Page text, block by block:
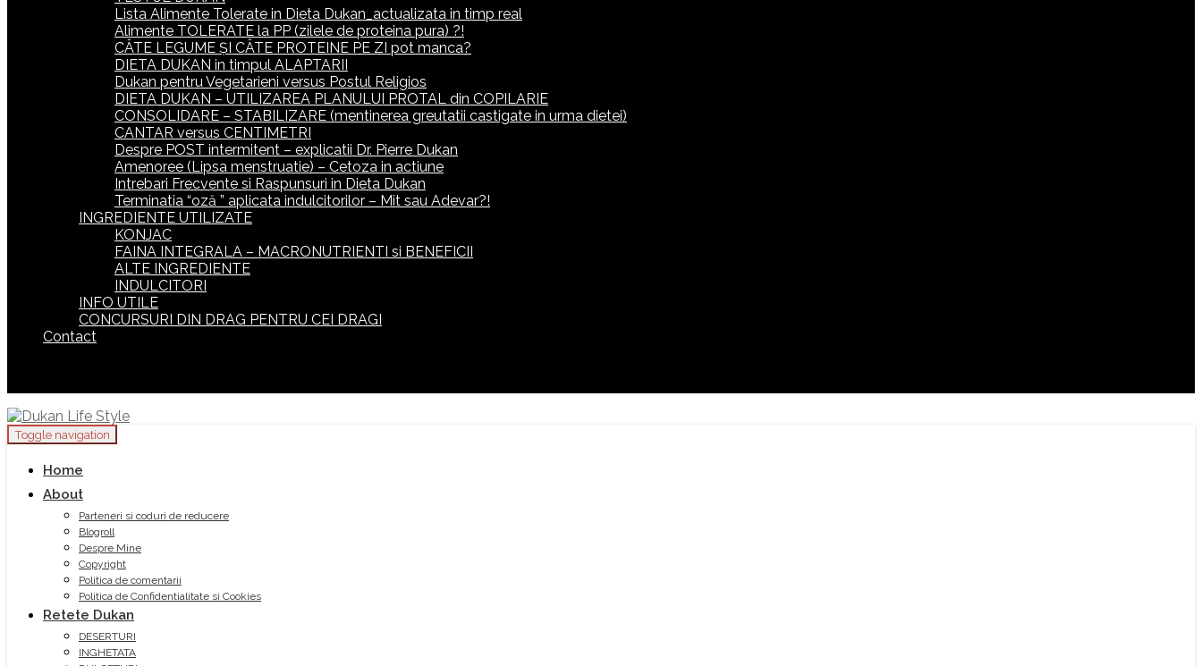
Lista Alimente Tolerate in Dieta Dukan_actualizata in timp real
Alimente TOLERATE la PP (zilele de proteina pura) ?!
CÂTE LEGUME ȘI CÂTE PROTEINE PE ZI pot manca?
DIETA DUKAN in timpul ALAPTARII
Dukan pentru Vegetarieni versus Postul Religios
DIETA DUKAN – UTILIZAREA PLANULUI PROTAL din COPILARIE
CONSOLIDARE – STABILIZARE (mentinerea greutatii castigate in urma dietei)
CANTAR versus CENTIMETRI
Despre POST intermitent – explicatii Dr. Pierre Dukan
Amenoree (Lipsa menstruatie) – Cetoza in actiune
Intrebari Frecvente si Raspunsuri in Dieta Dukan
Terminatia “oză ” aplicata indulcitorilor – Mit sau Adevar?!
INGREDIENTE UTILIZATE
KONJAC
FAINA INTEGRALA – MACRONUTRIENTI si BENEFICII
ALTE INGREDIENTE
INDULCITORI
INFO UTILE
CONCURSURI DIN DRAG PENTRU CEI DRAGI
Contact
Toggle navigation
Home
About
Parteneri si coduri de reducere
Blogroll
Despre Mine
Copyright
Politica de comentarii
Politica de Confidentialitate si Cookies
Retete Dukan
DESERTURI
INGHETATA